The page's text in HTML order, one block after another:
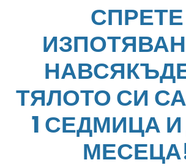
СПРЕТЕ
ТЯЛОТО СИ
1 СЕДМИЦА И